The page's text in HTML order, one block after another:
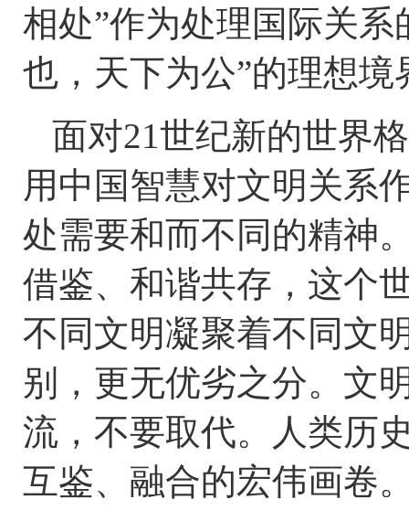
相处”作为处理国际关
也，天下为公”的理想境
面对21世纪新的世界
用中国智慧对文明关系
处需要和而不同的精神
借鉴、和谐共存，这个
不同文明凝聚着不同文
别，更无优劣之分。文
流，不要取代。人类历
互鉴、融合的宏伟画卷